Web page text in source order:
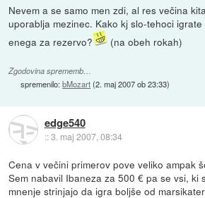
Nevem a se samo men zdi, al res večina
uporablja mezinec. Kako kj slo-tehoci
enega za rezervo?
(na obeh rokah)
Zgodovina sprememb…
spremenilo:bMozart(2. maj 2007 ob 23:33)
edge540
::3. maj 2007, 08:34
Cena v večini primerov pove veliko ampak
Sem nabavil Ibaneza za 500 € pa se vsi, ki
mnenje strinjajo da igra boljše od